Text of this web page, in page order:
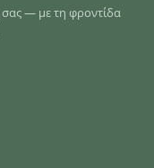
— με τη φροντίδα